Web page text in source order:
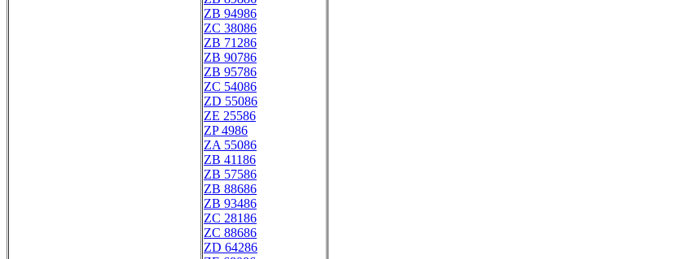
ZB 94986
ZC 38086
ZB 71286
ZB 90786
ZB 95786
ZC 54086
ZD 55086
ZE 25586
ZP 4986
ZA 55086
ZB 41186
ZB 57586
ZB 88686
ZB 93486
ZC 28186
ZC 88686
ZD 64286